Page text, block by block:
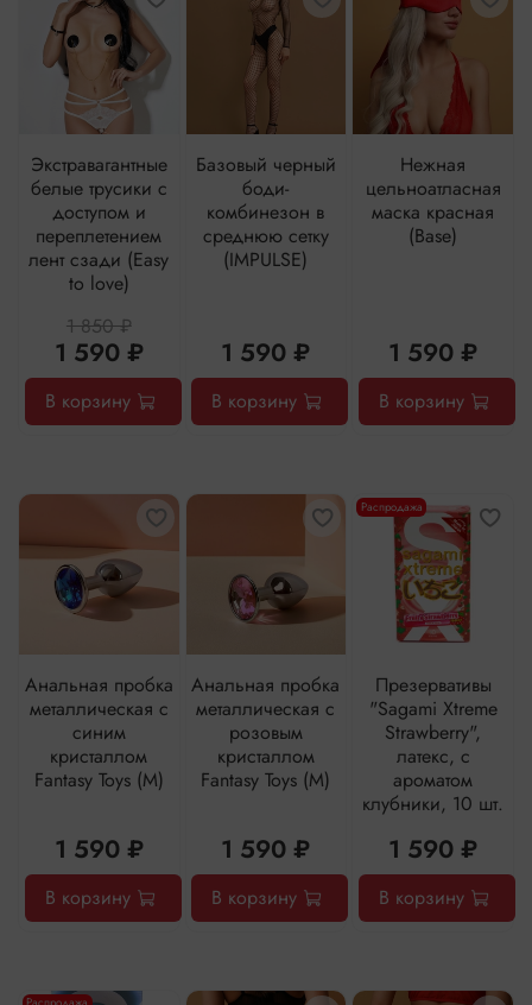
Экстравагантные
белые трусики с
доступом и
переплетением
лент сзади (Easy
to love)
1 850 ₽
1 590 ₽
В корзину
Базовый черный
боди-
комбинезон в
среднюю сетку
(IMPULSE)
1 590 ₽
В корзину
Нежная
цельноатласная
маска красная
(Base)
1 590 ₽
В корзину
Анальная пробка
металлическая с
синим
кристаллом
Fantasy Toys (M)
1 590 ₽
В корзину
Анальная пробка
металлическая с
розовым
кристаллом
Fantasy Toys (M)
1 590 ₽
В корзину
Распродажа
Презервативы
"Sagami Xtreme
Strawberry",
латекс, с
ароматом
клубники, 10 шт.
1 590 ₽
В корзину